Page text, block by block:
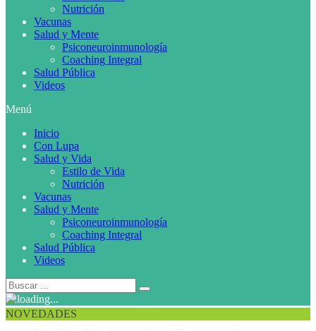
Nutrición
Vacunas
Salud y Mente
Psiconeuroinmunología
Coaching Integral
Salud Pública
Videos
Menú
Inicio
Con Lupa
Salud y Vida
Estilo de Vida
Nutrición
Vacunas
Salud y Mente
Psiconeuroinmunología
Coaching Integral
Salud Pública
Videos
NOVEDADES